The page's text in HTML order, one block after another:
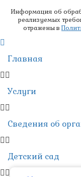
Информация об
реализуемых
отражены в
Главная
Услуги
Сведения об
Детский сад